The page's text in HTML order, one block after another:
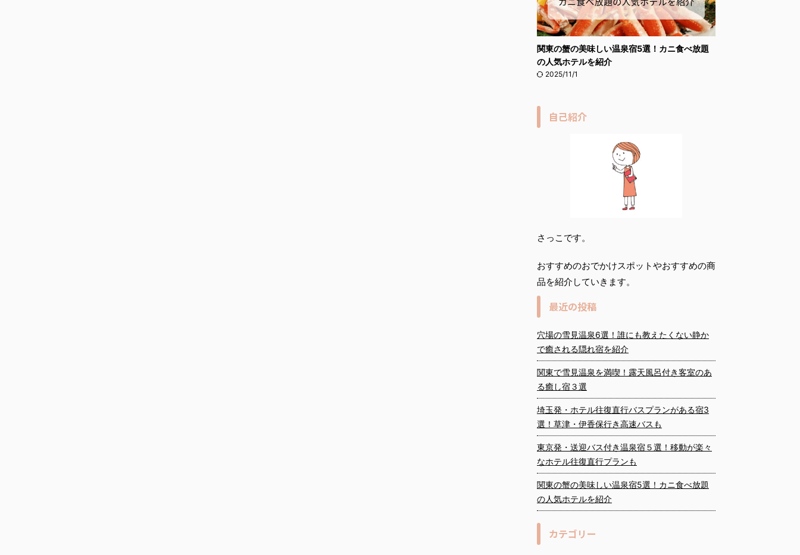
関東の蟹の美味しい温泉宿5選！カニ食べ放題
の人気ホテルを紹介
2025/11/1
自己紹介
さっこです。
おすすめのおでかけスポットやおすすめの商
品を紹介していきます。
最近の投稿
穴場の雪見温泉6選！誰にも教えたくない静か
で癒される隠れ宿を紹介
関東で雪見温泉を満喫！露天風呂付き客室のあ
る癒し宿３選
埼玉発・ホテル往復直行バスプランがある宿3
選！草津・伊香保行き高速バスも
東京発・送迎バス付き温泉宿５選！移動が楽々
なホテル往復直行プランも
関東の蟹の美味しい温泉宿5選！カニ食べ放題
の人気ホテルを紹介
カテゴリー